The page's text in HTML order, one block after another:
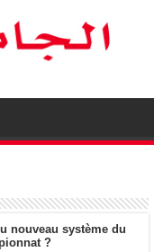
nouveau système du
?